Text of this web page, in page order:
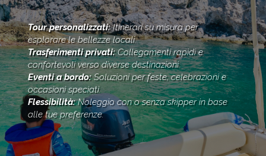
Tour personalizzati:Itinerari su misura per
esplorare le bellezze locali.
Trasferimenti privati:Collegamenti rapidi e
confortevoli verso diverse destinazioni.
Eventi a bordo:Soluzioni per feste, celebrazioni e
occasioni speciati.
Flessibilità:Noleggio con o senza skipper in base
alle tue preferenze.